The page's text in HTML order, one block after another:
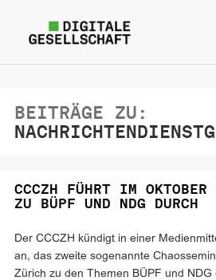
BEITRÄGE ZU:
CCCZH FÜHRT IM OKTOBER
ZU BÜPF UND NDG DURCH
Der CCCZH kündigt in einer
an, das zweite sogenannte
Zürich zu den Themen BÜPF und